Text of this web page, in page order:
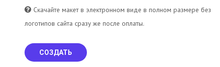
Скачайте макет в электронном виде в полном размере без
логотипов сайта сразу же после оплаты.
СОЗДАТЬ